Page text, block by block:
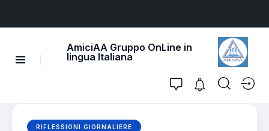
AmiciAA Gruppo OnLine in
lingua Italiana
RIFLESSIONI GIORNALIERE